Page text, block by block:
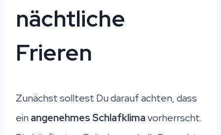
nächtliche
Frieren
Zunächst solltest Du darauf achten, dass
einangenehmes Schlafklimavorherrscht.